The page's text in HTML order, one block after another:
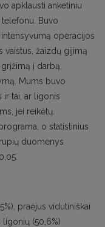
apklausti anketiniu
Buvo
operacijos
vaistus, žaizdų gijimą
į darbą,
Mums buvo
ir tai, ar ligonis
jei reikėtų.
o statistinius
duomenys
praėjus vidutiniškai
(50,6%)